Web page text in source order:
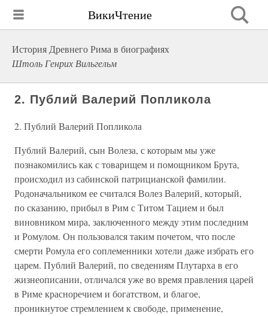
ВикиЧтение
История Древнего Рима в биографиях
Штоль Генрих Вильгельм
2. Публий Валерий Попликола
2. Публий Валерий Попликола
Публий Валерий, сын Волеза, с которым мы уже
познакомились как с товарищем и помощником Брута,
происходил из сабинской патрицианской фамилии.
Родоначальником ее считался Волез Валерий, который,
по сказанию, прибыл в Рим с Титом Тацием и был
виновником мира, заключенного между этим последним
и Ромулом. Он пользовался таким почетом, что после
смерти Ромула его соплеменники хотели даже избрать его
царем. Публий Валерий, по сведениям Плутарха в его
жизнеописании, отличался уже во время правления царей
в Риме красноречием и богатством, и благое,
проникнутое стремлением к свободе, применение,